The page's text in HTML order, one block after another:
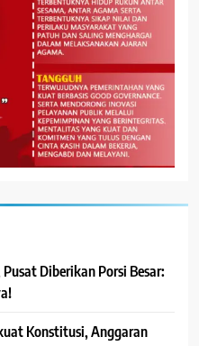
Diberikan Porsi Besar:
Konstitusi, Anggaran